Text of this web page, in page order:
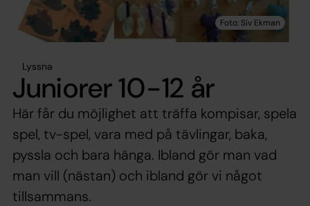
Lyssna
Juniorer 10-12 år
Här får du möjlighet att träffa kompisar, spela
spel, tv-spel, vara med på tävlingar, baka,
pyssla och bara hänga. Ibland gör man vad
man vill (nästan) och ibland gör vi något
tillsammans.